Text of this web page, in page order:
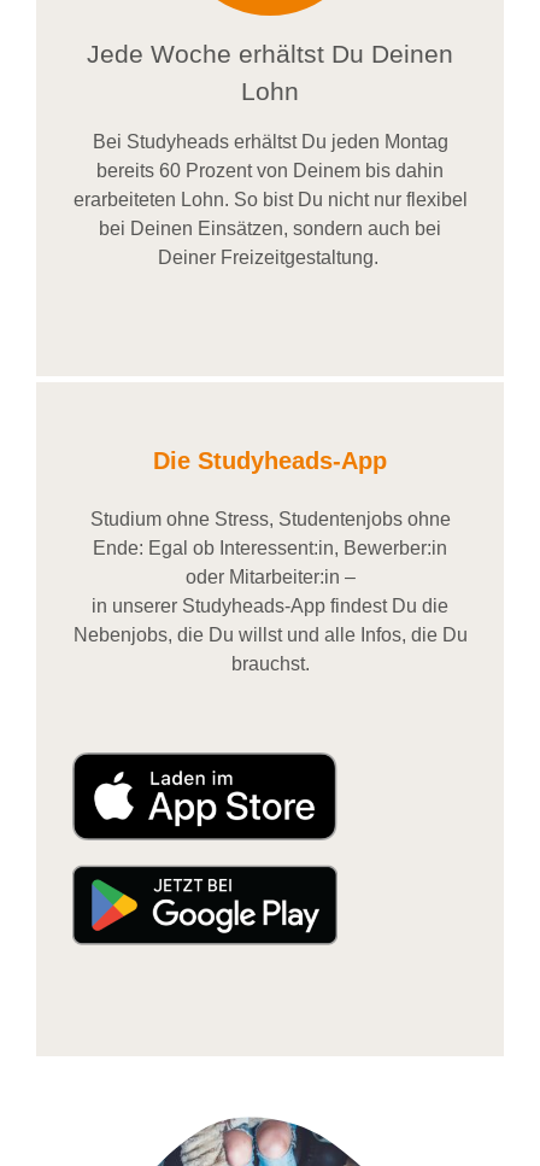
Jede Woche erhältst Du Deinen
Lohn
Bei Studyheadserhältst Du jeden Montag
bereits 60 Prozent von Deinem bis dahin
erarbeiteten Lohn. So bist Du nicht nur flexibel
bei Deinen Einsätzen, sondern auch bei
DeinerFreizeitgestaltung.
Die Studyheads-App
Studium ohne Stress, Studentenjobs ohne
Ende: Egal ob Interessent:in, Bewerber:in
oder Mitarbeiter:in –
in unserer Studyheads-App findest Du die
Nebenjobs, die Du willst und alle Infos, die Du
brauchst.